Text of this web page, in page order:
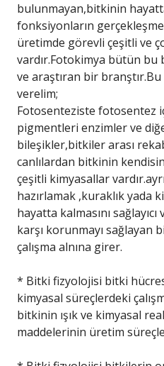
bulunmayan,bitkinin
fonksiyonların
üretimde görevli çeşitli ve
vardır.Fotokimya bütün bu
ve araştıran bir
verelim;
Fotosenteziste fotosentez
pigmentleri enzimler ve
bileşikler,bitkiler arası
canlılardan bitkinin
çeşitli kimyasallar
hazırlamak ,kuraklık yada
hayatta kalmasını
karşı korunmayı sağlayan
çalışma alnına girer.
* Bitki fizyolojisi bitki
kimyasal süreçlerdeki
bitkinin ışık ve kimyasal
maddelerinin üretim